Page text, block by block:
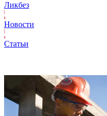
Ликбез
Новости
Статьи